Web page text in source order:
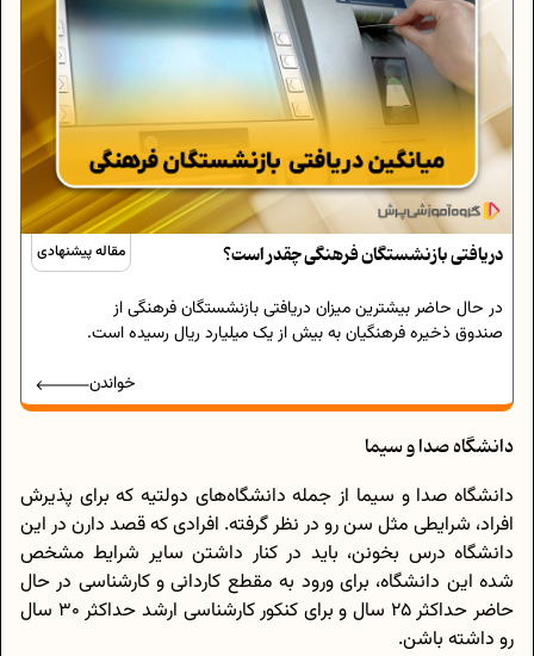
مقاله پیشنهادی دریافتی بازنشستگان فرهنگی چقدر است؟
در حال حاضر بیشترین میزان دریافتی بازنشستگان فرهنگی از
صندوق ذخیره فرهنگیان به بیش از یک میلیارد ریال رسیده است.
خواندن
دانشگاه صدا و سیما
دانشگاه صدا و سیما از جمله دانشگاه‌های دولتیه که برای پذیرش
افراد، شرایطی مثل سن رو در نظر گرفته. افرادی که قصد دارن در این
دانشگاه درس بخونن، باید در کنار داشتن سایر شرایط مشخص
شده این دانشگاه، برای ورود به مقطع کاردانی و کارشناسی در حال
حاضر حداکثر 25 سال و برای کنکور کارشناسی ارشد حداکثر 30 سال
رو داشته باشن.